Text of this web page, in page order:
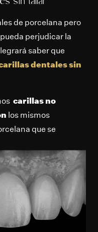
de porcelana pero
perjudicar la
saber que
dentales sin
carillas no
los mismos
que se